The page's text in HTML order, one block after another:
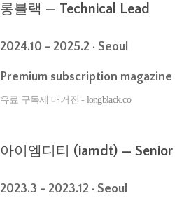
롱블랙 — Technical Lead
2024.10 - 2025.2 · Seoul
Premium subscription magazine
유료 구독제 매거진 - longblack.co
아이엠디티 (iamdt) —
2023.3 - 2023.12 · Seoul